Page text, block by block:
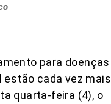
para doenças
estão cada vez mais
quarta-feira (4), o